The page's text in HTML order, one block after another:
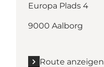
Europa Plads 4
9000 Aalborg
Route anzeigen